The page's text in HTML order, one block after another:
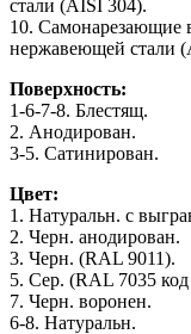
стали (AISI 304).
10. Самонарезающие
нержавеющей стали
Поверхность:
1-6-7-8. Блестящ.
2. Анодирован.
3-5. Сатинирован.
Цвет:
1. Натуральн. с
2. Черн. анодирован.
3. Черн. (RAL 9011).
5. Сер. (RAL 7035 код
7. Черн. воронен.
6-8. Натуральн.